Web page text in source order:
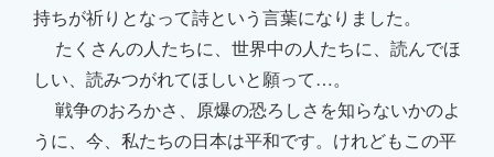
持ちが祈りとなって詩という言葉になりました。
たくさんの人たちに、世界中の人たちに、読んでほ
しい、読みつがれてほしいと願って…。
戦争のおろかさ、原爆の恐ろしさを知らないかのよ
うに、今、私たちの日本は平和です。けれどもこの平